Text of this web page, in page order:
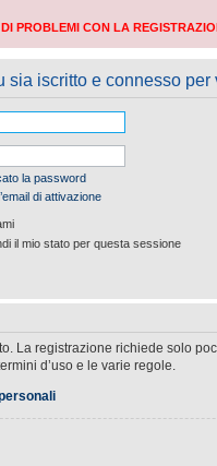
PROBLEMI CON LA
sia iscritto e connesso
la password
di attivazione
il mio stato per questa sessione
La registrazione richiede solo
d’uso e le varie regole.